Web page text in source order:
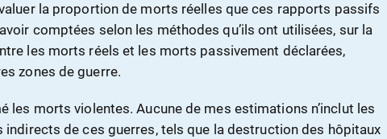
la proportion de morts réelles que ces rapports passifs
comptées selon les méthodes qu’ils ont utilisées, sur la
les morts réels et les morts passivement déclarées,
zones de guerre.
les morts violentes. Aucune de mes estimations n’inclut les
indirects de ces guerres, tels que la destruction des hôpitaux